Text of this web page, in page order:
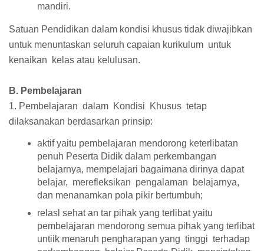
mandiri.
Satuan Pendidikan dalam kondisi khusus tidak diwajibkan
untuk menuntaskan seluruh capaian kurikulum untuk
kenaikan kelas atau kelulusan.
B. Pembelajaran
1. Pembelajaran dalam Kondisi Khusus tetap
dilaksanakan berdasarkan prinsip:
aktif yaitu pembelajaran mendorong keterlibatan
penuh Peserta Didik dalam perkembangan
belajarnya, mempelajari bagaimana dirinya dapat
belajar, merefleksikan pengalaman belajarnya,
dan menanamkan pola pikir bertumbuh;
relasl sehat an tar pihak yang terlibat yaitu
pembelajaran mendorong semua pihak yang terlibat
untiik menaruh pengharapan yang tinggi terhadap